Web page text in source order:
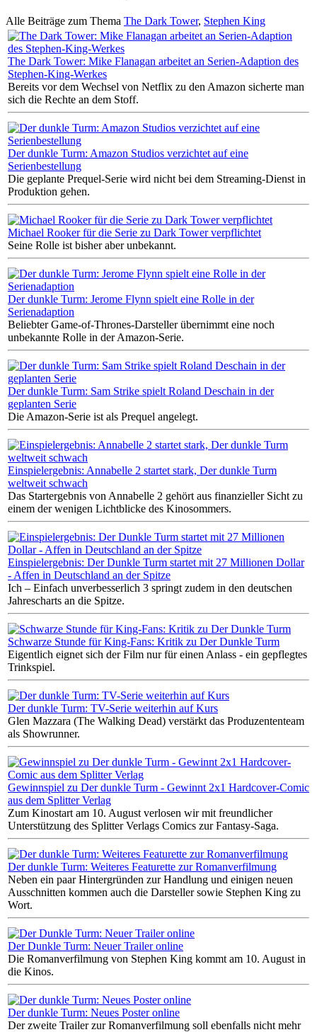
Alle Beiträge zum Thema The Dark Tower, Stephen King
The Dark Tower: Mike Flanagan arbeitet an Serien-Adaption des
Stephen-King-Werkes
Bereits vor dem Wechsel von Netflix zu den Amazon sicherte man
sich die Rechte an dem Stoff.
Der dunkle Turm: Amazon Studios verzichtet auf eine
Serienbestellung
Die geplante Prequel-Serie wird nicht bei dem Streaming-Dienst in
Produktion gehen.
Michael Rooker für die Serie zu Dark Tower verpflichtet
Seine Rolle ist bisher aber unbekannt.
Der dunkle Turm: Jerome Flynn spielt eine Rolle in der
Serienadaption
Beliebter Game-of-Thrones-Darsteller übernimmt eine noch
unbekannte Rolle in der Amazon-Serie.
Der dunkle Turm: Sam Strike spielt Roland Deschain in der
geplanten Serie
Die Amazon-Serie ist als Prequel angelegt.
Einspielergebnis: Annabelle 2 startet stark, Der dunkle Turm
weltweit schwach
Das Startergebnis von Annabelle 2 gehört aus finanzieller Sicht zu
einem der wenigen Lichtblicke des Kinosommers.
Einspielergebnis: Der Dunkle Turm startet mit 27 Millionen Dollar
- Affen in Deutschland an der Spitze
Ich – Einfach unverbesserlich 3 springt zudem in den deutschen
Jahrescharts an die Spitze.
Schwarze Stunde für King-Fans: Kritik zu Der Dunkle Turm
Eigentlich eignet sich der Film nur für einen Anlass - ein gepflegtes
Trinkspiel.
Der dunkle Turm: TV-Serie weiterhin auf Kurs
Glen Mazzara (The Walking Dead) verstärkt das Produzententeam
als Showrunner.
Gewinnspiel zu Der dunkle Turm - Gewinnt 2x1 Hardcover-Comic
aus dem Splitter Verlag
Zum Kinostart am 10. August verlosen wir mit freundlicher
Unterstützung des Splitter Verlags Comics zur Fantasy-Saga.
Der dunkle Turm: Weiteres Featurette zur Romanverfilmung
Neben ein paar Hintergründen zur Handlung und einigen neuen
Ausschnitten kommen auch die Darsteller sowie Stephen King zu
Wort.
Der Dunkle Turm: Neuer Trailer online
Die Romanverfilmung von Stephen King kommt am 10. August in
die Kinos.
Der dunkle Turm: Neues Poster online
Der zweite Trailer zur Romanverfilmung soll ebenfalls nicht mehr